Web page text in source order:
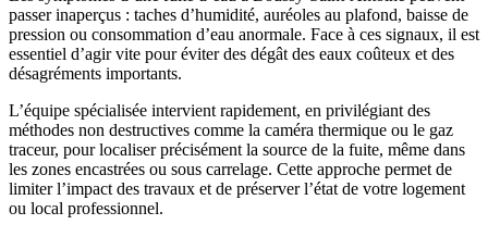
passer inaperçus : taches d’humidité, auréoles au plafond, baisse de
pression ou consommation d’eau anormale. Face à ces signaux, il est
essentiel d’agir vite pour éviter des dégât des eaux coûteux et des
désagréments importants.
L’équipe spécialisée intervient rapidement, en privilégiant des
méthodes non destructives comme la caméra thermique ou le gaz
traceur, pour localiser précisément la source de la fuite, même dans
les zones encastrées ou sous carrelage. Cette approche permet de
limiter l’impact des travaux et de préserver l’état de votre logement
ou local professionnel.